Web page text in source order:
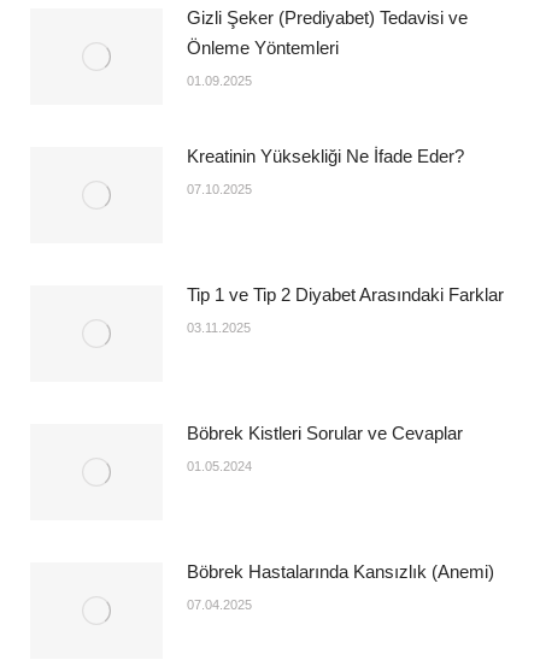
Gizli Şeker (Prediyabet) Tedavisi ve
Önleme Yöntemleri
01.09.2025
Kreatinin Yüksekliği Ne İfade Eder?
07.10.2025
Tip 1 ve Tip 2 Diyabet Arasındaki Farklar
03.11.2025
Böbrek Kistleri Sorular ve Cevaplar
01.05.2024
Böbrek Hastalarında Kansızlık (Anemi)
07.04.2025